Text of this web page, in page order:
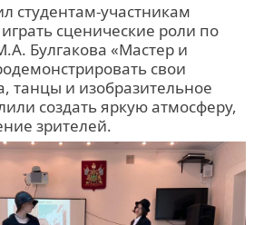
студентам-участникам
сценические роли по
Булгакова «Мастер и
свои
танцы и изобразительное
создать яркую атмосферу,
зрителей.